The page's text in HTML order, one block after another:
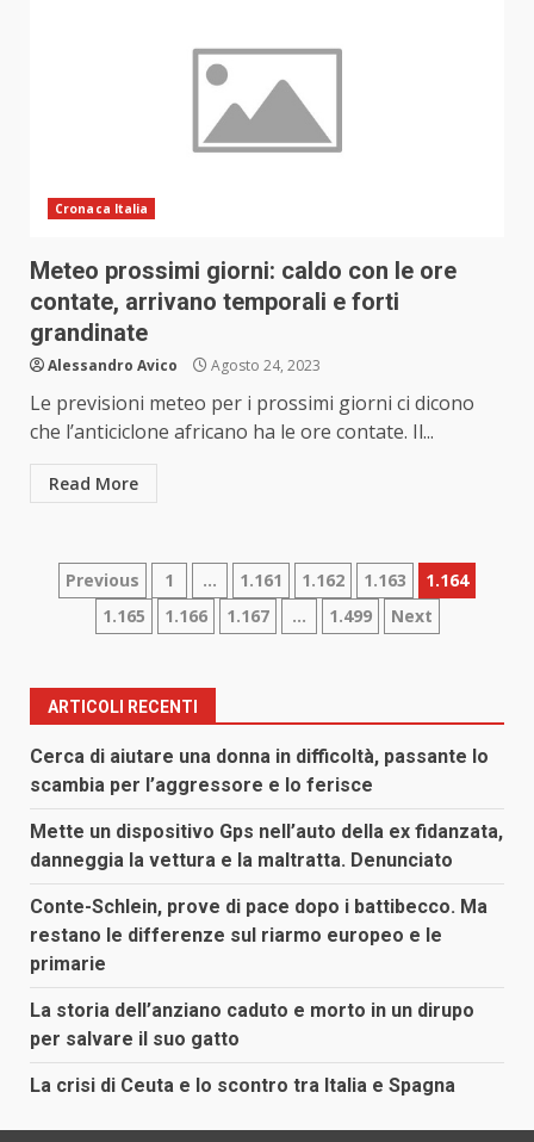
Cronaca Italia
Meteo prossimi giorni: caldo con le ore
contate, arrivano temporali e forti
grandinate
Alessandro Avico Agosto 24, 2023
Le previsioni meteo per i prossimi giorni ci dicono
che l’anticiclone africano ha le ore contate. Il...
Read More
Paginazione
degli
articoli
Previous 1 … 1.161 1.162 1.163
1.164
1.165
1.166 1.167 … 1.499 Next
ARTICOLI RECENTI
Cerca di aiutare una donna in difficoltà, passante lo
scambia per l’aggressore e lo ferisce
Mette un dispositivo Gps nell’auto della ex fidanzata,
danneggia la vettura e la maltratta. Denunciato
Conte-Schlein, prove di pace dopo i battibecco. Ma
restano le differenze sul riarmo europeo e le
primarie
La storia dell’anziano caduto e morto in un dirupo
per salvare il suo gatto
La crisi di Ceuta e lo scontro tra Italia e Spagna